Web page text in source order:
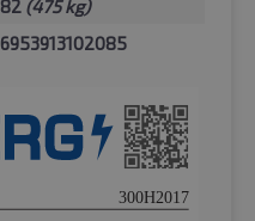
82 (475 kg)
6953913102085